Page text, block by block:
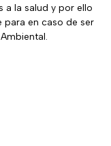
a la salud y por ello
para en caso de ser